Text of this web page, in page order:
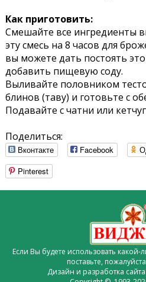
Как приготовить:
Смешайте все ингредиенты
эту смесь на 8 часов для
вы можете дать постоять
добавить пищевую соду.
Выливайте половником
блинов (таву) и готовьте с
Подавайте с чатни или
Поделиться:
Вконтакте Facebook
Pinterest
Если Вы будете использовать
поставьте,
Дизайн и разработка